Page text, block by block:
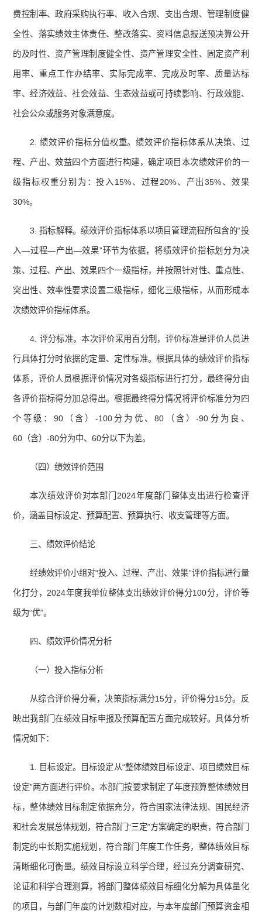
费控制率、政府采购执行率、收入合规、支出合规、管理制度健
全性、落实绩效主体责任、整改落实、资料信息报送预决算公开
的及时性、资产管理制度健全性、资产管理安全性、固定资产利
用率、重点工作办结率、实际完成率、完成及时率、质量达标
率、经济效益、社会效益、生态效益或可持续影响、行政效能、
社会公众或服务对象满意度。
2. 绩效评价指标分值权重。绩效评价指标体系从决策、过
程、产出、效益四个方面进行构建，确定项目本次绩效评价的一
级指标权重分别为：投入15%、过程20%、产出35%、效果
30%。
3. 指标解释。绩效评价指标体系以项目管理流程所包含的“投
入—过程—产出—效果”环节为依据，将绩效评价指标划分为决
策、过程、产出、效果四个一级指标，并按照针对性、重点性、
突出性、效率性要求设置二级指标，细化三级指标，从而形成本
次绩效评价指标体系。
4. 评分标准。本次评价采用百分制，评价标准是评价人员进
行具体打分时依据的定量、定性标准。根据具体的绩效评价指标
体系，评价人员根据评价情况对各级指标进行打分，最终得分由
各评价指标得分加总得出。根据最终得分情况将评价标准分为四
个等级：90（含）-100分为优、80（含）-90分为良、
60（含）-80分为中、60分以下为差。
（四）绩效评价范围
本次绩效评价对本部门2024年度部门整体支出进行检查评
价，涵盖目标设定、预算配置、预算执行、收支管理等方面。
三、绩效评价结论
经绩效评价小组对“投入、过程、产出、效果”评价指标进行量
化打分，2024年度我单位整体支出绩效评价得分100分，评价等
级为“优”。
四、绩效评价情况分析
（一）投入指标分析
从综合评价得分看，决策指标满分15分，评价得分15分。反
映出我部门在绩效目标申报及预算配置方面完成较好。具体分析
情况如下：
1. 目标设定。目标设定从“整体绩效目标设定、项目绩效目标
设定”两方面进行评价。本部门按要求制定了年度预算整体绩效目
标，整体绩效目标制定依据充分，符合国家法律法规、国民经济
和社会发展总体规划，符合部门“三定”方案确定的职责，符合部门
制定的中长期实施规划，符合部门年度工作任务，整体绩效目标
清晰细化可衡量。绩效目标设立科学合理，经过充分调查研究、
论证和科学合理测算，将部门整体绩效目标细化分解为具体量化
的项目，与部门年度的计划数相对应，与本年度部门预算资金相